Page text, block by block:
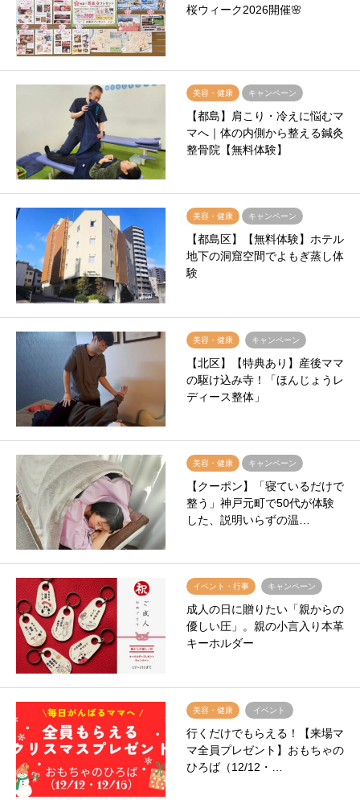
桜ウィーク2026開催🌸
美容・健康 キャンペーン
【都島】肩こり・冷えに悩むマ
マへ｜体の内側から整える鍼灸
整骨院【無料体験】
美容・健康 キャンペーン
【都島区】【無料体験】ホテル
地下の洞窟空間でよもぎ蒸し体
験
美容・健康 キャンペーン
【北区】【特典あり】産後ママ
の駆け込み寺！「ほんじょうレ
ディース整体」
美容・健康 キャンペーン
【クーポン】「寝ているだけで
整う」神戸元町で50代が体験
した、説明いらずの温…
イベント・行事 キャンペーン
成人の日に贈りたい「親からの
優しい圧」。親の小言入り本革
キーホルダー
美容・健康 イベント
行くだけでもらえる！【来場マ
マ全員プレゼント】おもちゃの
ひろば（12/12・…